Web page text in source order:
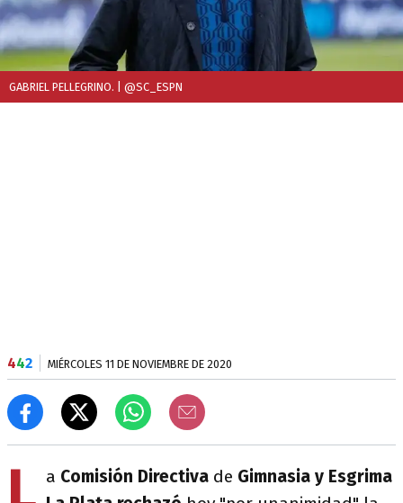
GABRIEL PELLEGRINO. | @SC_ESPN
442 MIÉRCOLES 11 DE NOVIEMBRE DE 2020
a Comisión Directiva de Gimnasia y Esgrima